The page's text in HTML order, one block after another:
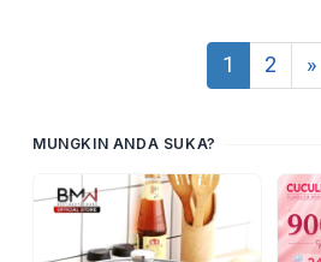
1 2 »